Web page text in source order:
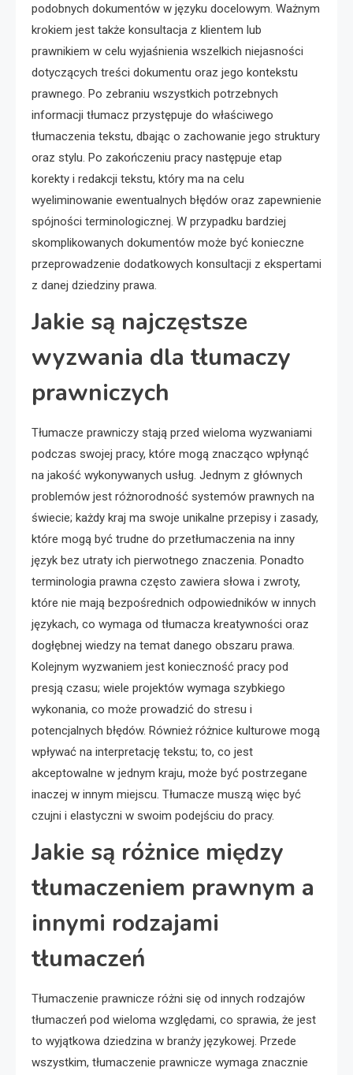
podobnych dokumentów w języku docelowym. Ważnym
krokiem jest także konsultacja z klientem lub
prawnikiem w celu wyjaśnienia wszelkich niejasności
dotyczących treści dokumentu oraz jego kontekstu
prawnego. Po zebraniu wszystkich potrzebnych
informacji tłumacz przystępuje do właściwego
tłumaczenia tekstu, dbając o zachowanie jego struktury
oraz stylu. Po zakończeniu pracy następuje etap
korekty i redakcji tekstu, który ma na celu
wyeliminowanie ewentualnych błędów oraz zapewnienie
spójności terminologicznej. W przypadku bardziej
skomplikowanych dokumentów może być konieczne
przeprowadzenie dodatkowych konsultacji z ekspertami
z danej dziedziny prawa.
Jakie są najczęstsze
wyzwania dla tłumaczy
prawniczych
Tłumacze prawniczy stają przed wieloma wyzwaniami
podczas swojej pracy, które mogą znacząco wpłynąć
na jakość wykonywanych usług. Jednym z głównych
problemów jest różnorodność systemów prawnych na
świecie; każdy kraj ma swoje unikalne przepisy i zasady,
które mogą być trudne do przetłumaczenia na inny
język bez utraty ich pierwotnego znaczenia. Ponadto
terminologia prawna często zawiera słowa i zwroty,
które nie mają bezpośrednich odpowiedników w innych
językach, co wymaga od tłumacza kreatywności oraz
dogłębnej wiedzy na temat danego obszaru prawa.
Kolejnym wyzwaniem jest konieczność pracy pod
presją czasu; wiele projektów wymaga szybkiego
wykonania, co może prowadzić do stresu i
potencjalnych błędów. Również różnice kulturowe mogą
wpływać na interpretację tekstu; to, co jest
akceptowalne w jednym kraju, może być postrzegane
inaczej w innym miejscu. Tłumacze muszą więc być
czujni i elastyczni w swoim podejściu do pracy.
Jakie są różnice między
tłumaczeniem prawnym a
innymi rodzajami
tłumaczeń
Tłumaczenie prawnicze różni się od innych rodzajów
tłumaczeń pod wieloma względami, co sprawia, że jest
to wyjątkowa dziedzina w branży językowej. Przede
wszystkim, tłumaczenie prawnicze wymaga znacznie